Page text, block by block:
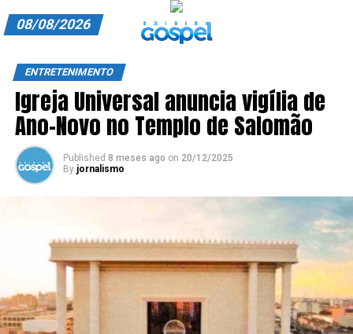
ANUNCIE CONOSCO
ASSINE
CARRINHO
EDITORIAL
EXPEDIENTE
FINALIZAR COMPRA
HOME
08/08/2026
ENTRETENIMENTO
Igreja Universal anuncia vigília de
Ano-Novo no Templo de Salomão
Published 8 meses ago on 20/12/2025
By jornalismo